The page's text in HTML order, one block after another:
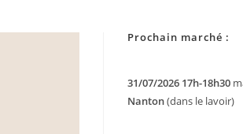
Prochain marché :
31/07/2026 17h-18h30
Nanton(dans le lavoir)